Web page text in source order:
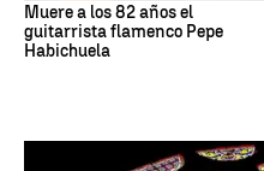
Muere a los 82 años el
guitarrista flamenco Pepe
Habichuela